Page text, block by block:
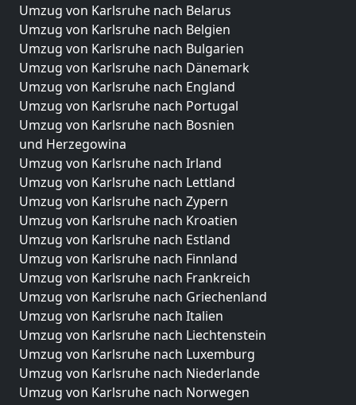
Umzug von Karlsruhe nach Belarus
Umzug von Karlsruhe nach Belgien
Umzug von Karlsruhe nach Bulgarien
Umzug von Karlsruhe nach Dänemark
Umzug von Karlsruhe nach England
Umzug von Karlsruhe nach Portugal
Umzug von Karlsruhe nach Bosnien
und Herzegowina
Umzug von Karlsruhe nach Irland
Umzug von Karlsruhe nach Lettland
Umzug von Karlsruhe nach Zypern
Umzug von Karlsruhe nach Kroatien
Umzug von Karlsruhe nach Estland
Umzug von Karlsruhe nach Finnland
Umzug von Karlsruhe nach Frankreich
Umzug von Karlsruhe nach Griechenland
Umzug von Karlsruhe nach Italien
Umzug von Karlsruhe nach Liechtenstein
Umzug von Karlsruhe nach Luxemburg
Umzug von Karlsruhe nach Niederlande
Umzug von Karlsruhe nach Norwegen